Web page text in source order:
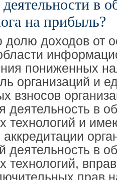
в
на прибыль?
долю доходов от
пониженных
организаций и
взносов
в
технологий и
в
прав